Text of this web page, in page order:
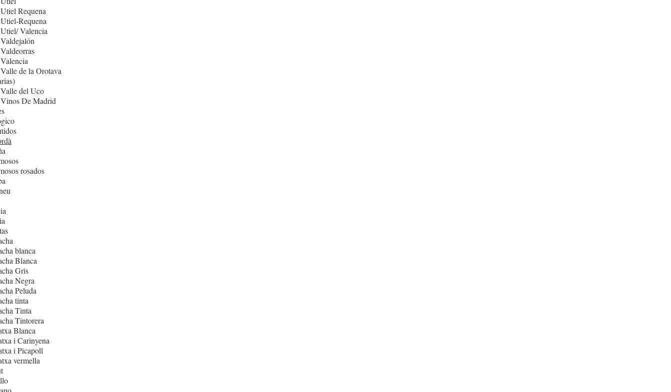
Requena
Requena
Valencia
de la Orotava
del Uco
De Madrid
rosados
blanca
Blanca
Gris
Negra
Peluda
tinta
Tinta
Tintorera
Blanca
i Carinyena
i Picapoll
vermella